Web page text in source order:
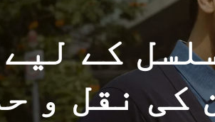
کے لیے
کی نقل و